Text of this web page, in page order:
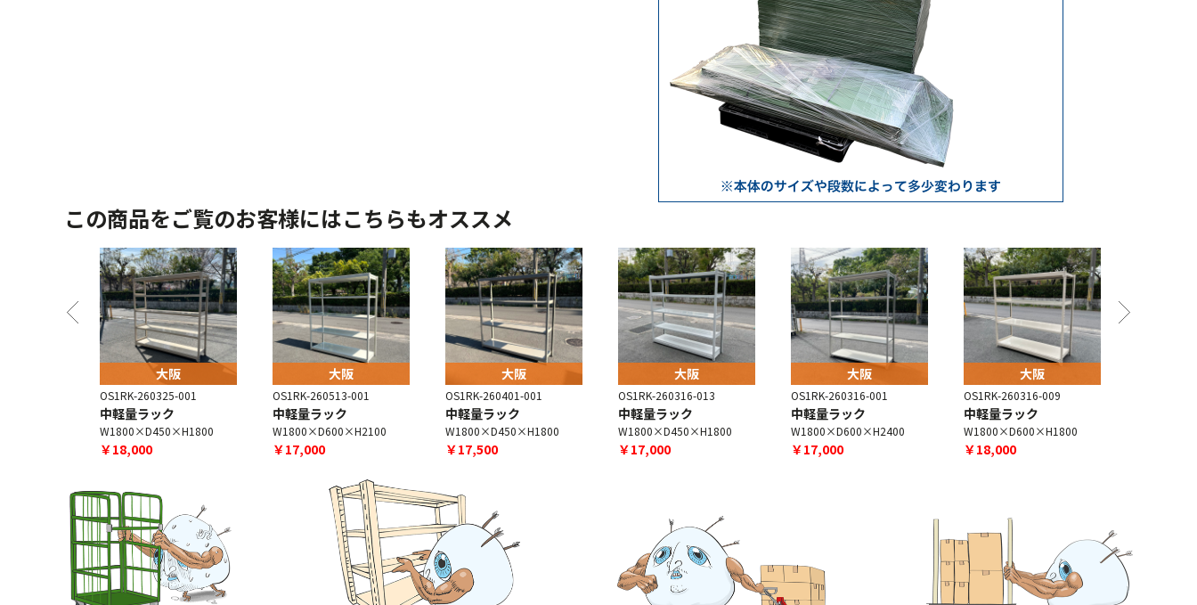
この商品をご覧のお客様にはこちらもオススメ
大阪
OS1RK-260325-001
中軽量ラック
W1800×D450×H1800
￥18,000
大阪
OS1RK-260513-001
中軽量ラック
W1800×D600×H2100
￥17,000
大阪
OS1RK-260401-001
中軽量ラック
W1800×D450×H1800
￥17,500
大阪
OS1RK-260316-013
中軽量ラック
W1800×D450×H1800
￥17,000
大阪
OS1RK-260316-001
中軽量ラック
W1800×D600×H2400
￥17,000
大阪
OS1RK-260316-009
中軽量ラック
W1800×D600×H1800
￥18,000